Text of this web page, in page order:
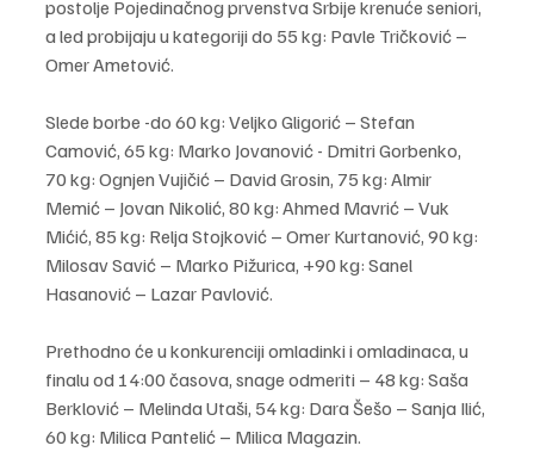
postolje Pojedinačnog prvenstva Srbije krenuće seniori,
a led probijaju u kategoriji do 55 kg: Pavle Tričković –
Omer Ametović.
Slede borbe -do 60 kg: Veljko Gligorić – Stefan
Camović, 65 kg: Marko Jovanović - Dmitri Gorbenko,
70 kg: Ognjen Vujičić – David Grosin, 75 kg: Almir
Memić – Jovan Nikolić, 80 kg: Ahmed Mavrić – Vuk
Mićić, 85 kg: Relja Stojković – Omer Kurtanović, 90 kg:
Milosav Savić – Marko Pižurica, +90 kg: Sanel
Hasanović – Lazar Pavlović.
Prethodno će u konkurenciji omladinki i omladinaca, u
finalu od 14:00 časova, snage odmeriti – 48 kg: Saša
Berklović – Melinda Utaši, 54 kg: Dara Šešo – Sanja Ilić,
60 kg: Milica Pantelić – Milica Magazin.